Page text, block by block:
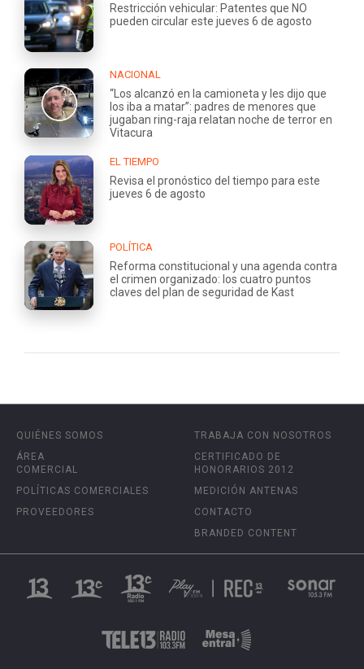
Restricción vehicular: Patentes que NO
pueden circular este jueves 6 de agosto
NACIONAL
“Los alcanzó en la camioneta y les dijo que
los iba a matar”: padres de menores que
jugaban ring-raja relatan noche de terror en
Vitacura
EL TIEMPO
Revisa el pronóstico del tiempo para este
jueves 6 de agosto
POLÍTICA
Reforma constitucional y una agenda contra
el crimen organizado: los cuatro puntos
claves del plan de seguridad de Kast
QUIÉNES SOMOS
ÁREA
COMERCIAL
POLÍTICAS COMERCIALES
PROVEEDORES
TRABAJA CON NOSOTROS
CERTIFICADO DE
HONORARIOS 2012
MEDICIÓN ANTENAS
CONTACTO
BRANDED CONTENT